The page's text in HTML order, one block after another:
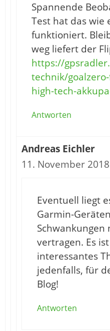
Spannende
Test hat das wie
funktioniert.
weg liefert der
https://
technik/
high-tech-
Antworten
Andreas Eichler
11. November
Eventuell liegt
Garmin-
Schwankungen
vertragen. Es
interessantes
jedenfalls, für
Blog!
Antworten